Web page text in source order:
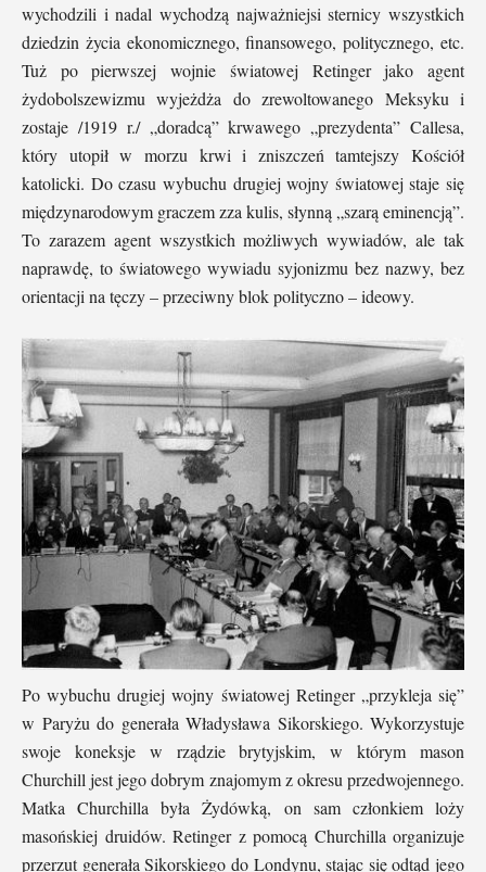
wychodzili i nadal wychodzą najważniejsi sternicy wszystkich
dziedzin życia ekonomicznego, finansowego, politycznego, etc.
Tuż po pierwszej wojnie światowej Retinger jako agent
żydobolszewizmu wyjeżdża do zrewoltowanego Meksyku i
zostaje /1919 r./ „doradcą” krwawego „prezydenta” Callesa,
który utopił w morzu krwi i zniszczeń tamtejszy Kościół
katolicki. Do czasu wybuchu drugiej wojny światowej staje się
międzynarodowym graczem zza kulis, słynną „szarą eminencją”.
To zarazem agent wszystkich możliwych wywiadów, ale tak
naprawdę, to światowego wywiadu syjonizmu bez nazwy, bez
orientacji na tęczy – przeciwny blok polityczno – ideowy.
Po wybuchu drugiej wojny światowej Retinger „przykleja się”
w Paryżu do generała Władysława Sikorskiego. Wykorzystuje
swoje koneksje w rządzie brytyjskim, w którym mason
Churchill jest jego dobrym znajomym z okresu przedwojennego.
Matka Churchilla była Żydówką, on sam członkiem loży
masońskiej druidów. Retinger z pomocą Churchilla organizuje
przerzut generała Sikorskiego do Londynu, stając się odtąd jego